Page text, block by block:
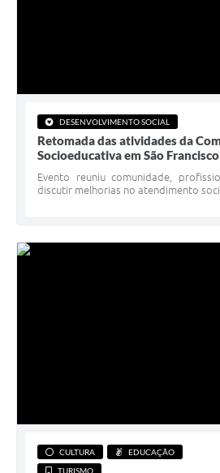
DESENVOLVIMENTO SOCIAL
Retomada das atividades da
Socioeducativa em São
Evento reuniu comunidade,
discutir melhorias no atendimento
CULTURA
EDUCAÇÃO
TURISMO